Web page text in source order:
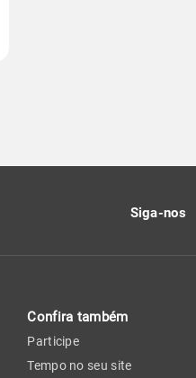
Siga-nos
Confira também
Participe
Tempo no seu site